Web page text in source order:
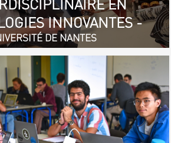
EN
INNOVANTES -
DE NANTES